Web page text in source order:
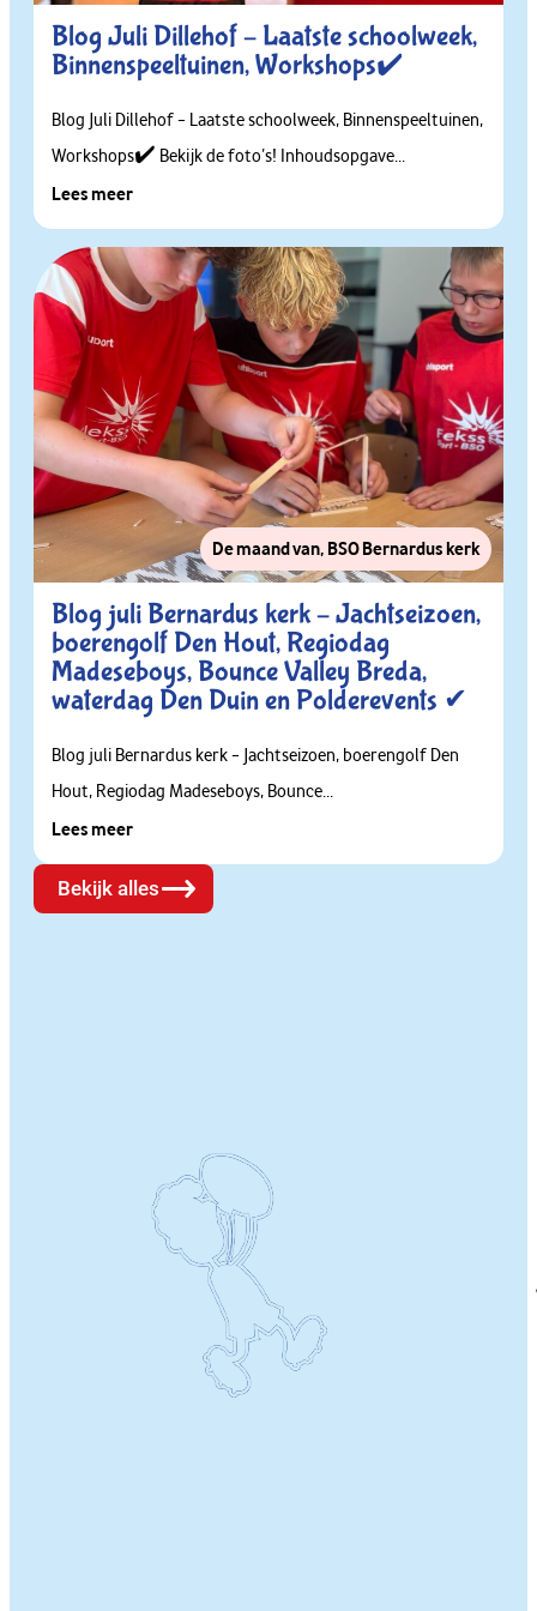
Blog Juli Dillehof – Laatste schoolweek,
Binnenspeeltuinen, Workshops✔️
Blog Juli Dillehof – Laatste schoolweek, Binnenspeeltuinen,
Workshops✔️ Bekijk de foto’s! Inhoudsopgave...
Lees meer
De maand van, BSO Bernardus kerk
Blog juli Bernardus kerk – Jachtseizoen,
boerengolf Den Hout, Regiodag
Madeseboys, Bounce Valley Breda,
waterdag Den Duin en Polderevents ✔
Blog juli Bernardus kerk – Jachtseizoen, boerengolf Den
Hout, Regiodag Madeseboys, Bounce...
Lees meer
Bekijk alles